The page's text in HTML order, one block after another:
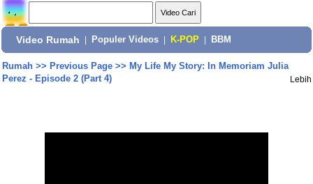
Video Rumah Populer Videos K-POP BBM
Rumah>> Previous Page>> My Life My Story: In Memoriam Julia
Perez - Episode 2 (Part 4)
Lebih